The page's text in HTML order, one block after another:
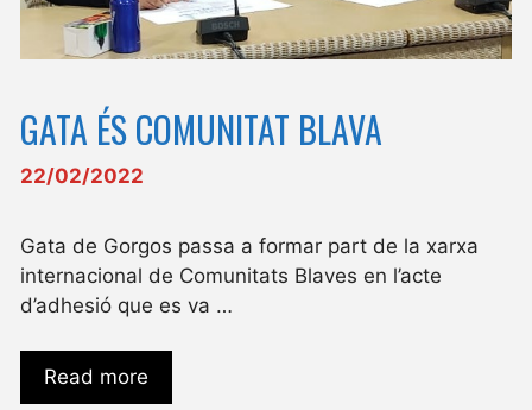
GATA ÉS COMUNITAT BLAVA
22/02/2022
Gata de Gorgos passa a formar part de la xarxa
internacional de Comunitats Blaves en l’acte
d’adhesió que es va …
Read more